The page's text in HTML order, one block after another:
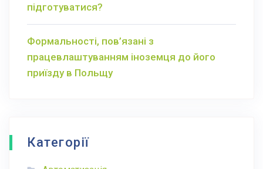
підготуватися?
Формальності, пов’язані з
працевлаштуванням іноземця до його
приїзду в Польщу
Категорії